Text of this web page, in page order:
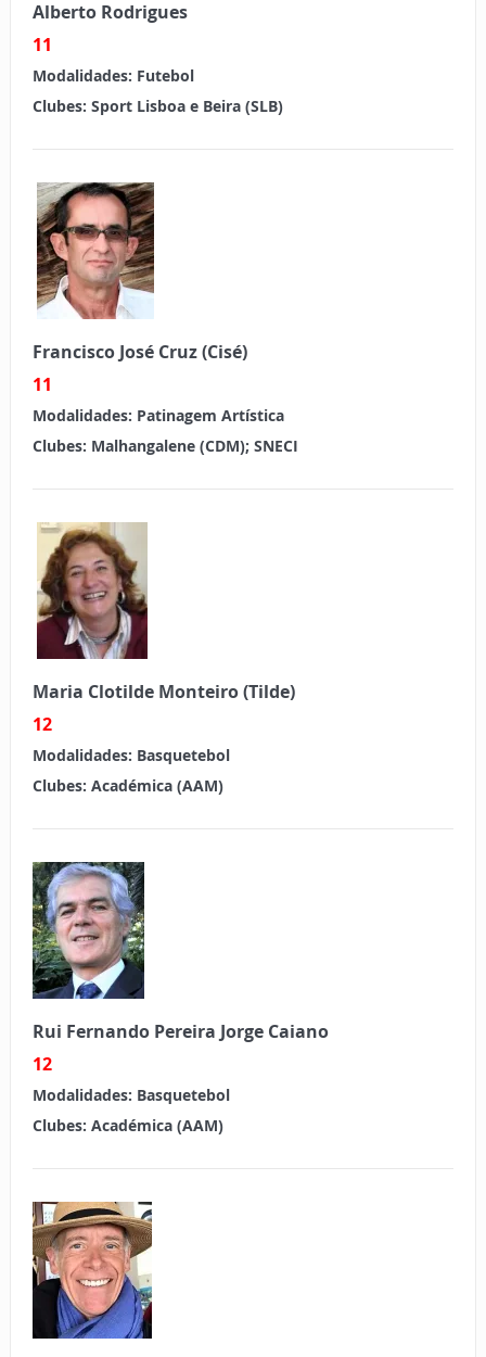
Alberto Rodrigues
11
Modalidades: Futebol
Clubes: Sport Lisboa e Beira (SLB)
Francisco José Cruz (Cisé)
11
Modalidades: Patinagem Artística
Clubes: Malhangalene (CDM); SNECI
Maria Clotilde Monteiro (Tilde)
12
Modalidades: Basquetebol
Clubes: Académica (AAM)
Rui Fernando Pereira Jorge Caiano
12
Modalidades: Basquetebol
Clubes: Académica (AAM)